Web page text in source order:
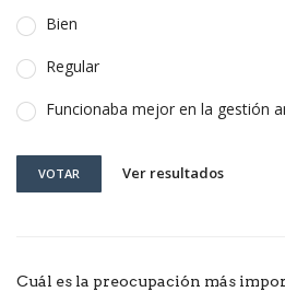
Bien
Regular
Funcionaba mejor en la gestión
VOTAR Ver resultados
Cuál es la preocupación más